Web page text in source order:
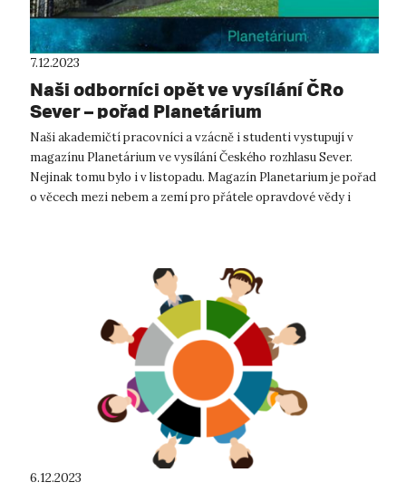
7.12.2023
Naši odborníci opět ve vysílání ČRo
Sever – pořad Planetárium
Naši akademičtí pracovníci a vzácně i studenti vystupují v
magazínu Planetárium ve vysílání Českého rozhlasu Sever.
Nejinak tomu bylo i v listopadu. Magazín Planetarium je pořad
o věcech mezi nebem a zemí pro přátele opravdové vědy i
6.12.2023